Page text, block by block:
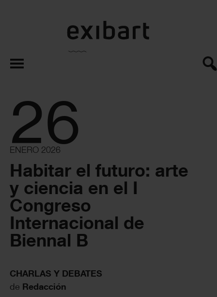
exibart.es
26
ENERO 2026
Habitar el futuro: arte
y ciencia en el I
Congreso
Internacional de
Biennal B
CHARLAS Y DEBATES
de Redacción